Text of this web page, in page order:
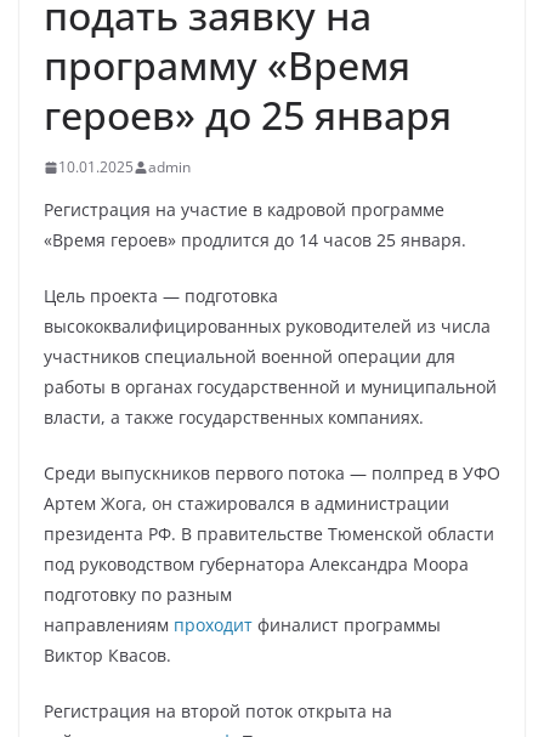
подать заявку на
программу «Время
героев» до 25 января
10.01.2025 admin
Регистрация на участие в кадровой программе
«Время героев» продлится до 14 часов 25 января.
Цель проекта — подготовка
высококвалифицированных руководителей из числа
участников специальной военной операции для
работы в органах государственной и муниципальной
власти, а также государственных компаниях.
Среди выпускников первого потока — полпред в УФО
Артем Жога, он стажировался в администрации
президента РФ. В правительстве Тюменской области
под руководством губернатора Александра Моора
подготовку по разным
направлениям проходит финалист программы
Виктор Квасов.
Регистрация на второй поток открыта на